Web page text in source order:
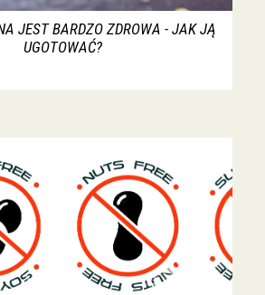
JEST BARDZO ZDROWA - JAK JĄ
UGOTOWAĆ?